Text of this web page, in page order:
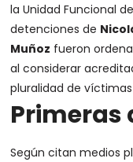
la Unidad Funcional
detenciones de
Muñoz fueron
al considerar
pluralidad de
Primeras
Según citan medios